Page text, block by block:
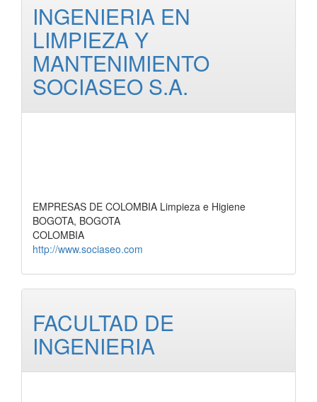
INGENIERIA EN
LIMPIEZA Y
MANTENIMIENTO
SOCIASEO S.A.
EMPRESAS DE COLOMBIA Limpieza e Higiene
BOGOTA, BOGOTA
COLOMBIA
http://www.sociaseo.com
FACULTAD DE
INGENIERIA